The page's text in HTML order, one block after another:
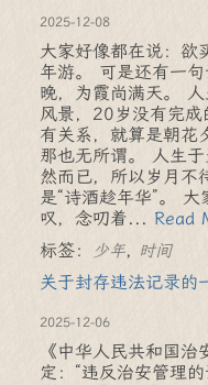
2025-12-08
大家好像都在说：欲
年游。 可是还有一
晚，为霞尚满天。
风景，20岁没有完
有关系，就算是朝花
那也无所谓。 人生
然而已，所以岁月不
是“诗酒趁年华”。
叹，念叨着... Read
标签：
少年, 时间
关于封存违法记录的
2025-12-06
《中华人民共和国
定：“违反治安管理